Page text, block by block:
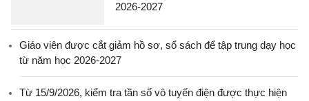
2026-2027
Giáo viên được cắt giảm hồ sơ, sổ sách để tập trung dạy học
từ năm học 2026-2027
Từ 15/9/2026, kiểm tra tần số vô tuyến điện được thực hiện